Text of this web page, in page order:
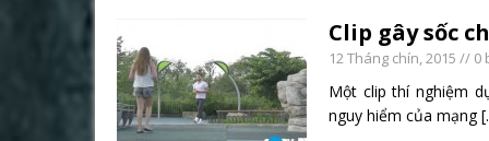
Clip gây sốc
12 Tháng chín, 2015 // 0
Một clip thí nghiệm
nguy hiểm của mạng